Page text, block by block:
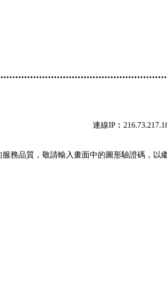
連線
務品質，敬請輸入畫面中的圖形驗證碼，以